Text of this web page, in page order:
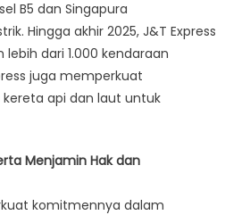
B5 dan Singapura
Hingga akhir 2025, J&T Express
dari 1.000 kendaraan
juga memperkuat
api dan laut untuk
Menjamin Hak dan
komitmennya dalam